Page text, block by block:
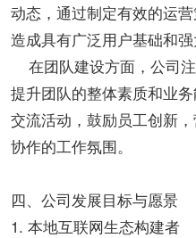
动态，通过制定有效的运
造成具有广泛用户基础和强
在团队建设方面，公司
提升团队的整体素质和业
交流活动，鼓励员工创新
协作的工作氛围。
四、公司发展目标与愿景
1. 本地互联网生态构建者